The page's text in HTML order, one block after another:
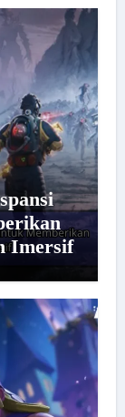
Imersif